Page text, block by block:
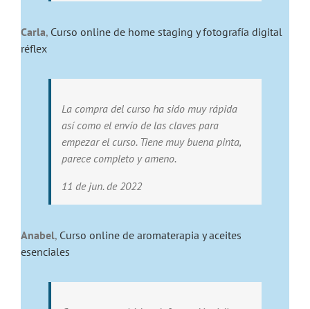
Carla, Curso online de home staging y fotografía digital
réflex
La compra del curso ha sido muy rápida
así como el envío de las claves para
empezar el curso. Tiene muy buena pinta,
parece completo y ameno.
11 de jun. de 2022
Anabel, Curso online de aromaterapia y aceites
esenciales